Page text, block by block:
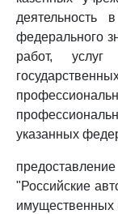
деятельность
федерального
работ, услуг
указанных
"Российские
имущественных